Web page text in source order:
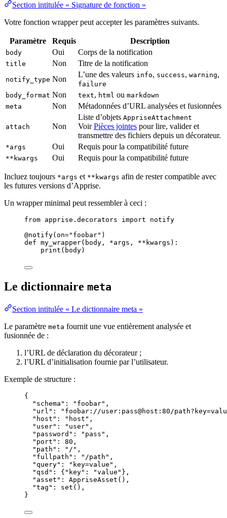
Section intitulée « Signature de fonction »
Votre fonction wrapper peut accepter les paramètres suivants.
Paramètre Requis Description
body Oui Corps de la notification
title Non Titre de la notification
notify_type Non
L’une des valeurs info, success, warning,
failure
body_format Non text, html ou markdown
meta
Non Métadonnées d’URL analysées et fusionnées
attach Non
Liste d’objets AppriseAttachment
VoirPièces jointes pour lire, valider et
transmettre des fichiers depuis un décorateur.
*args Oui Requis pour la compatibilité future
**kwargs Oui Requis pour la compatibilité future
Incluez toujours *args et **kwargs afin de rester compatible avec
les futures versions d’Apprise.
Un wrapper minimal peut ressembler à ceci :
from apprise.decorators import notify
@notify( on=" foobar" )
def my_wrapper( body , *args , **kwargs ) :
print ( body)
Le dictionnaire meta
Section intitulée « Le dictionnaire meta »
Le paramètre meta fournit une vue entièrement analysée et
fusionnée de :
l’URL de déclaration du décorateur ;
l’URL d’initialisation fournie par l’utilisateur.
Exemple de structure :
{
" schema " : " foobar" ,
" url " : " foobar://user:pass@host:80/
" host " : " host " ,
" user" : " user" ,
" password " : " pass " ,
" port " : 80 ,
" path " : " / " ,
" fullpath " : " /path " ,
"query" : " key=value " ,
"qsd " : { " key" : "value " },
" asset " : AppriseAsset (),
"tag " : set (),
}